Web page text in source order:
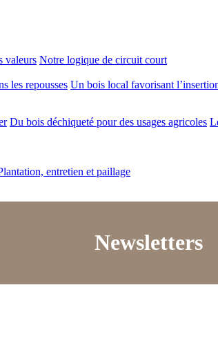
valeurs Notre logique de circuit court
les repousses Un bois local favorisant
Du bois déchiqueté pour des usages agricoles
entretien et paillage
Newsletters